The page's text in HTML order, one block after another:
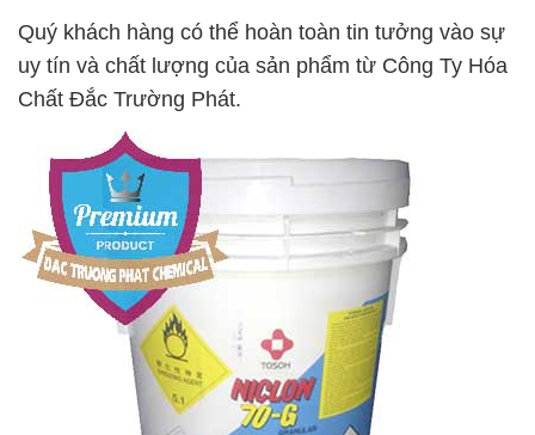
Quý khách hàng có thể hoàn toàn tin tưởng vào sự
uy tín và chất lượng của sản phẩm từ Công Ty Hóa
Chất Đắc Trường Phát.